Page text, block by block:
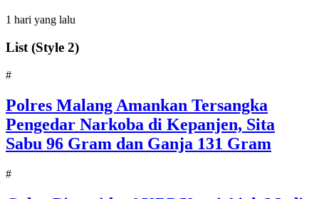
1 hari yang lalu
List (Style 2)
#
Polres Malang Amankan Tersangka
Pengedar Narkoba di Kepanjen, Sita
Sabu 96 Gram dan Ganja 131 Gram
#